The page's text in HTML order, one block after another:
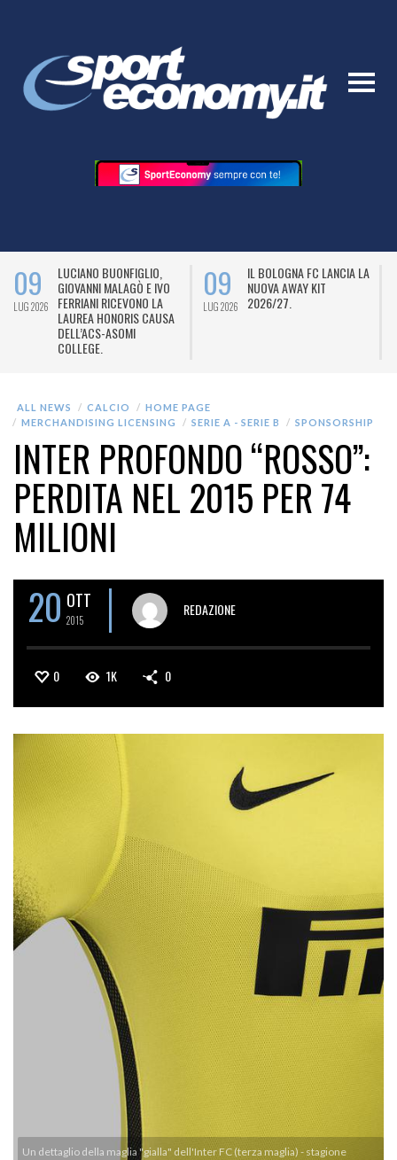
09
LUG 2026
LUCIANO BUONFIGLIO,
GIOVANNI MALAGÒ E IVO
FERRIANI RICEVONO LA
LAUREA HONORIS CAUSA
DELL’ACS-ASOMI
COLLEGE.
09
LUG 2026
IL BOLOGNA FC LANCIA LA
NUOVA AWAY KIT
2026/27.
ALL NEWS CALCIO
HOME PAGE
MERCHANDISING LICENSING
SERIE A - SERIE B SPONSORSHIP
INTER PROFONDO “ROSSO”:
PERDITA NEL 2015 PER 74
MILIONI
20 OTT
2015
REDAZIONE
0 1K 0
Un dettaglio della maglia "gialla" dell'Inter FC (terza maglia) - stagione